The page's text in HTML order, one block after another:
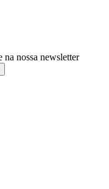
na nossa newsletter